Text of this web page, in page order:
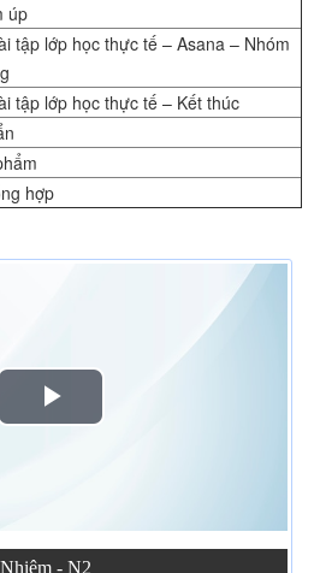
úp
tập lớp học thực tế – Asana – Nhóm
tập lớp học thực tế – Kết thúc
hợp